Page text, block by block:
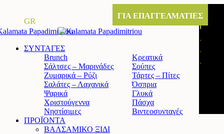
GR
ΓΙΑ ΕΠΑΓΓΕΛΜΑΤΙΕΣ
ΣΥΝΤΑΓΕΣ
Brunch
Κρεατικά
Σάλτσες – Μαρινάδες
Σούπες
Ζυμαρικά – Ρύζι
Τάρτες – Πίτες
Σαλάτες – Λαχανικά
Όσπρια
Ψαρικά
Γλυκά
Χριστούγεννα
Πάσχα
Νηστίσιμες
Βιντεοσυνταγές
ΠΡΟΪΟΝΤΑ
ΒΑΛΣΑΜΙΚΟ ΞΙΔΙ